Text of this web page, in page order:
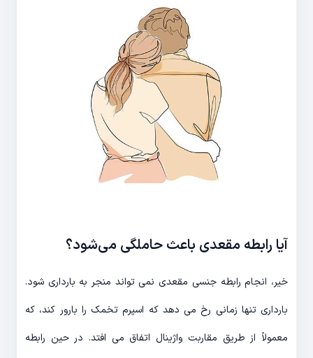
آیا رابطه مقعدی باعث حاملگی می‌شود؟
خیر، انجام رابطه جنسی مقعدی نمی تواند منجر به بارداری شود.
بارداری تنها زمانی رخ می دهد که اسپرم تخمک را بارور کند، که
معمولاً از طریق مقاربت واژینال اتفاق می افتد. در حین رابطه